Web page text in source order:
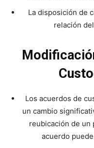
La disposición de
relación
Los acuerdos de
un cambio
reubicación de un
acuerdo